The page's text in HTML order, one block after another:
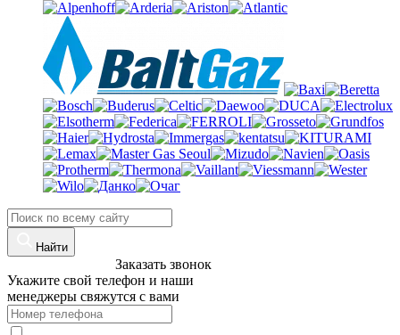
Найти
Заказать звонок
Укажите свой телефон и наши
менеджеры свяжутся с вами